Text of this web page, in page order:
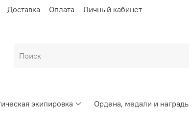
Доставка Оплата Личный кабинет
экипировка Ордена, медали и награды